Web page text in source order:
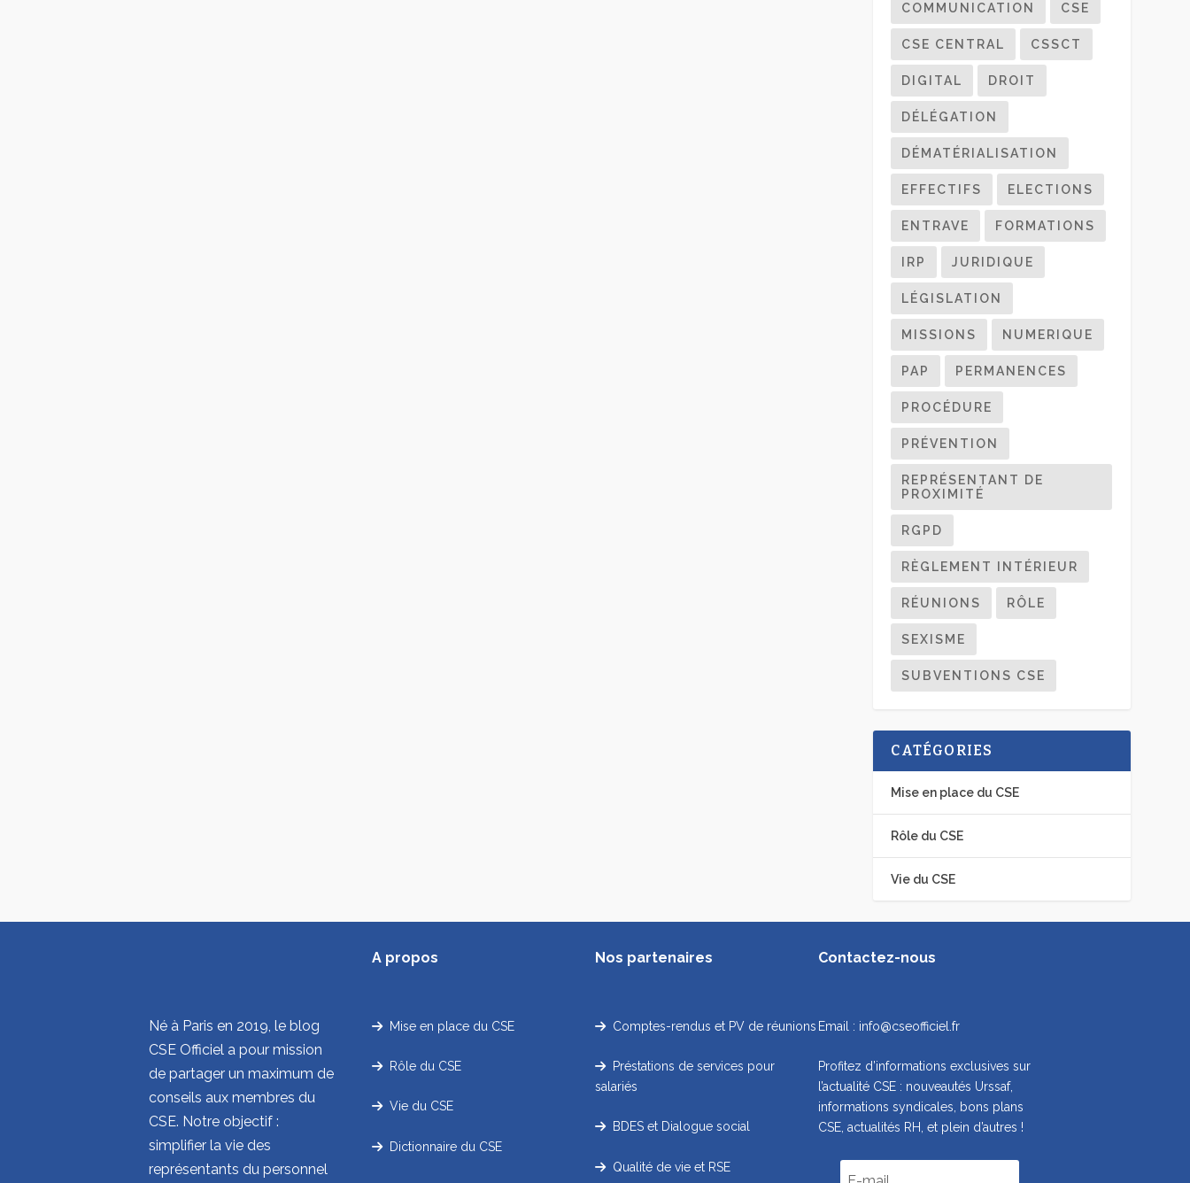
COMMUNICATION CSE
CSE CENTRAL CSSCT
DIGITAL DROIT
DÉLÉGATION
DÉMATÉRIALISATION
EFFECTIFS ELECTIONS
ENTRAVE FORMATIONS
IRP JURIDIQUE
LÉGISLATION
MISSIONS NUMERIQUE
PAP PERMANENCES
PROCÉDURE
PRÉVENTION
REPRÉSENTANT DE
PROXIMITÉ
RGPD
RÈGLEMENT INTÉRIEUR
RÉUNIONS RÔLE
SEXISME
SUBVENTIONS CSE
CATÉGORIES
Mise en place du CSE
Rôle du CSE
Vie du CSE
Né à Paris en 2019, le blog
CSE Officiel a pour mission
de partager un maximum de
conseils aux membres du
CSE. Notre objectif :
simplifier la vie des
représentants du personnel
A propos
Mise en place du CSE
Rôle du CSE
Vie du CSE
Dictionnaire du CSE
Nos partenaires
Comptes-rendus et PV de réunions
Préstations de services pour
salariés
BDES et Dialogue social
Qualité de vie et RSE
Contactez-nous
Email : info@cseofficiel.fr
Profitez d’informations exclusives sur
l’actualité CSE : nouveautés Urssaf,
informations syndicales, bons plans
CSE, actualités RH, et plein d’autres !